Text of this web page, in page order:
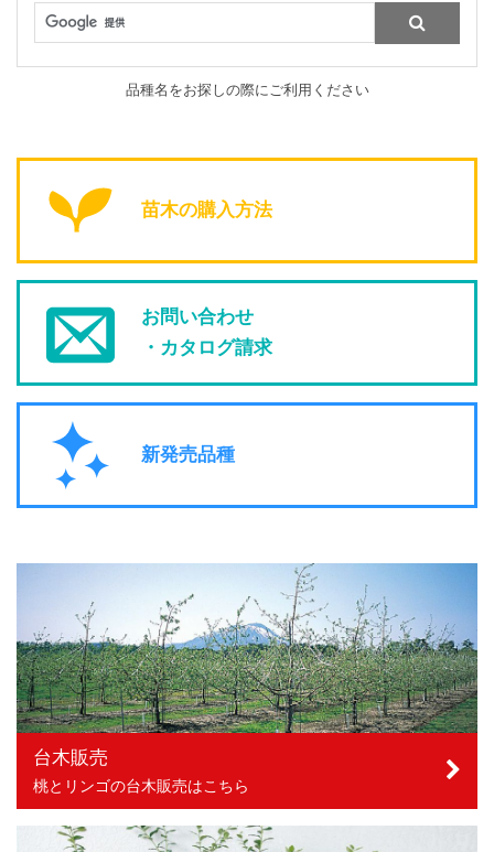
品種名をお探しの際にご利用ください
苗木の購入方法
お問い合わせ
・カタログ請求
新発売品種
台木販売
桃とリンゴの台木販売はこちら